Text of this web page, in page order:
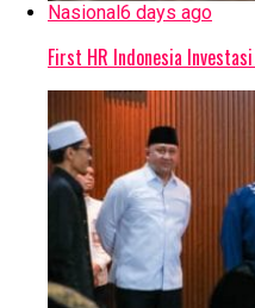
Nasional6 days ago
First HR Indonesia